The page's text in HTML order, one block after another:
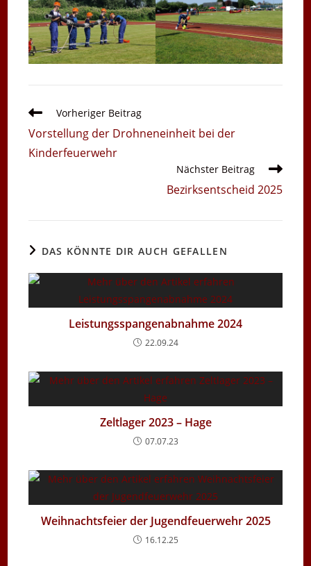
Weitere
ansehen
Vorheriger Beitrag
Vorstellung der Drohneneinheit bei der
Kinderfeuerwehr
Nächster Beitrag
Bezirksentscheid 2025
DAS KÖNNTE DIR AUCH GEFALLEN
Leistungsspangenabnahme 2024
22.09.24
Zeltlager 2023 – Hage
07.07.23
Weihnachtsfeier der Jugendfeuerwehr 2025
16.12.25